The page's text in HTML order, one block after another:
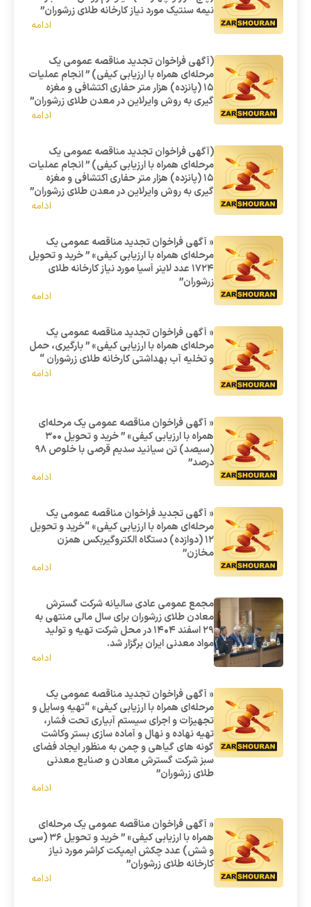
نیمه سنتیک مورد نیاز کارخانه طلای زرشوران”
ادامه
(آگهی فراخوان تجدید مناقصه عمومی یک
مرحله‌ای همراه با ارزیابی کیفی) ” انجام عملیات
15 (پانزده) هزار متر حفاری اکتشافی و مغزه
گیری به روش وایرلاین در معدن طلای زرشوران”
ادامه
(آگهی فراخوان تجدید مناقصه عمومی یک
مرحله‌ای همراه با ارزیابی کیفی) ” انجام عملیات
15 (پانزده) هزار متر حفاری اکتشافی و مغزه
گیری به روش وایرلاین در معدن طلای زرشوران”
ادامه
« آگهی فراخوان تجدید مناقصه عمومی یک
مرحله‌ای همراه با ارزیابی کیفی» ” خرید و تحویل
1724 عدد لاینر آسیا مورد نیاز کارخانه طلای
زرشوران”
ادامه
« آگهی فراخوان تجدید مناقصه عمومی یک
مرحله‌ای همراه با ارزیابی کیفی» ” بارگیری، حمل
و تخلیه آب بهداشتی کارخانه طلای زرشوران “
ادامه
« آگهی فراخوان مناقصه عمومی یک مرحله‌ای
همراه با ارزیابی کیفی» ” خرید و تحویل 300
(سیصد) تن سیانید سدیم قرصی با خلوص 98
درصد”
ادامه
« آگهی تجدید فراخوان مناقصه عمومی یک
مرحله‌ای همراه با ارزیابی کیفی» “خرید و تحویل
12 (دوازده) دستگاه الکتروگیربکس همزن
مخازن”
ادامه
مجمع عمومی عادی سالیانه شرکت گسترش
معادن طلای زرشوران برای سال مالی منتهی به
۲۹ اسفند ۱۴۰۴ در محل شرکت تهیه و تولید
مواد معدنی ایران برگزار شد.
ادامه
« آگهی فراخوان تجدید مناقصه عمومی یک
مرحله‌ای همراه با ارزیابی کیفی» “تهیه وسایل و
تجهیزات و اجرای سیستم آبیاری تحت فشار،
تهیه نهاده و نهال و آماده سازی بستر وکاشت
گونه های گیاهی و چمن به منظور ایجاد فضای
سبز شرکت گسترش معادن و صنایع معدنی
طلای زرشوران”
ادامه
« آگهی فراخوان مناقصه عمومی یک مرحله‌ای
همراه با ارزیابی کیفی» ” خرید و تحویل 36 (سی
و شش) عدد چکش ایمپکت کراشر مورد نیاز
کارخانه طلای زرشوران”
ادامه